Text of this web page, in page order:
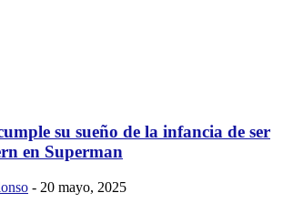
su sueño de la infancia de ser
en Superman
- 20 mayo, 2025